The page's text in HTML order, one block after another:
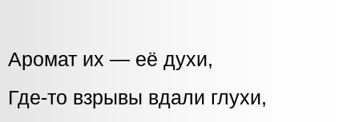
Аромат их — её духи,
Где-то взрывы вдали глухи,